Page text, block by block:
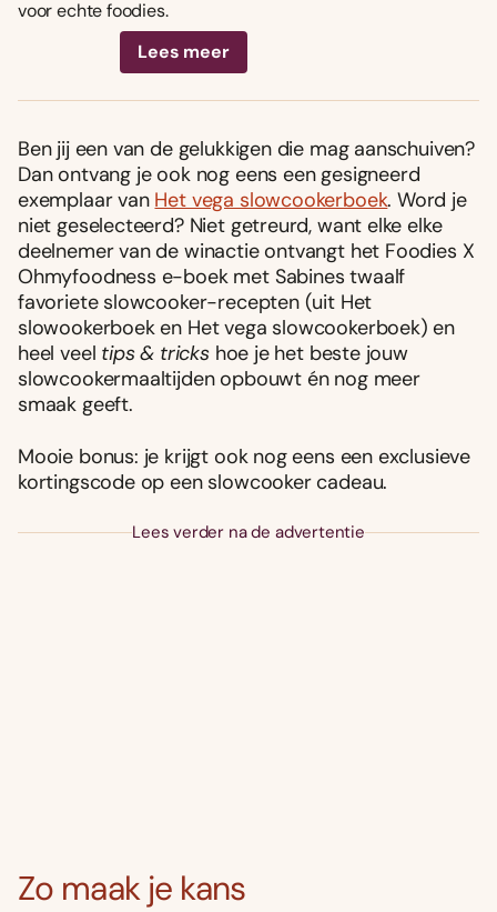
voor echte foodies.
Lees meer
Ben jij een van de gelukkigen die mag aanschuiven?
Dan ontvang je ook nog eens een gesigneerd
exemplaar van Het vega slowcookerboek. Word je
niet geselecteerd? Niet getreurd, want elke elke
deelnemer van de winactie ontvangt het Foodies X
Ohmyfoodness e-boek met Sabines twaalf
favoriete slowcooker-recepten (uit Het
slowookerboek en Het vega slowcookerboek) en
heel veel tips & tricks hoe je het beste jouw
slowcookermaaltijden opbouwt én nog meer
smaak geeft.
Mooie bonus: je krijgt ook nog eens een exclusieve
kortingscode op een slowcooker cadeau.
Lees verder na de advertentie
Zo maak je kans